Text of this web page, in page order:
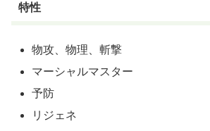
特性
物攻、物理、斬撃
マーシャルマスター
予防
リジェネ